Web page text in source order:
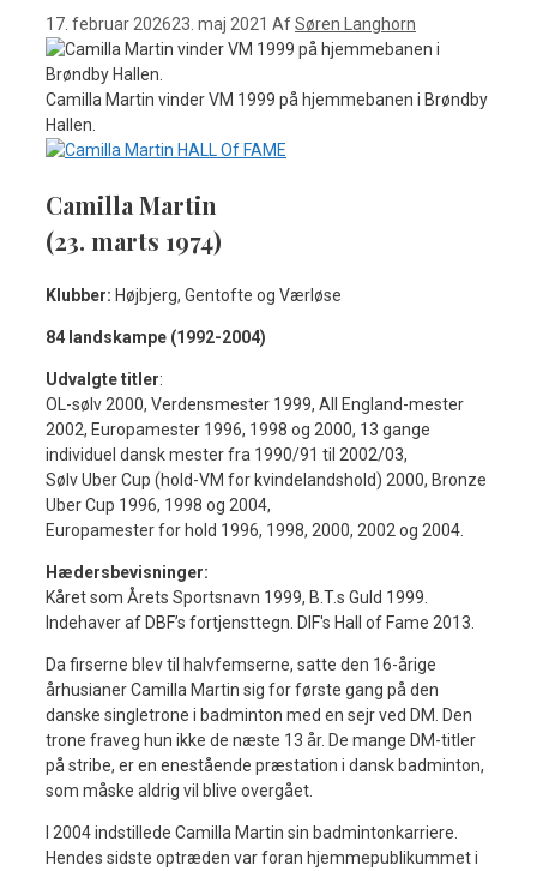
17. februar 202623. maj 2021 AfSøren Langhorn
Camilla Martin vinder VM 1999 på hjemmebanen i Brøndby
Hallen.
Camilla Martin
(23. marts 1974)
Klubber: Højbjerg, Gentofte og Værløse
84 landskampe (1992-2004)
Udvalgte titler:
OL-sølv 2000, Verdensmester 1999, All England-mester
2002, Europamester 1996, 1998 og 2000, 13 gange
individuel dansk mester fra 1990/91 til 2002/03,
Sølv Uber Cup (hold-VM for kvindelandshold) 2000, Bronze
Uber Cup 1996, 1998 og 2004,
Europamester for hold 1996, 1998, 2000, 2002 og 2004.
Hædersbevisninger:
Kåret som Årets Sportsnavn 1999, B.T.s Guld 1999.
Indehaver af DBF’s fortjensttegn. DIF's Hall of Fame 2013.
Da firserne blev til halvfemserne, satte den 16-årige
århusianer Camilla Martin sig for første gang på den
danske singletrone i badminton med en sejr ved DM. Den
trone fraveg hun ikke de næste 13 år. De mange DM-titler
på stribe, er en enestående præstation i dansk badminton,
som måske aldrig vil blive overgået.
I 2004 indstillede Camilla Martin sin badmintonkarriere.
Hendes sidste optræden var foran hjemmepublikummet i